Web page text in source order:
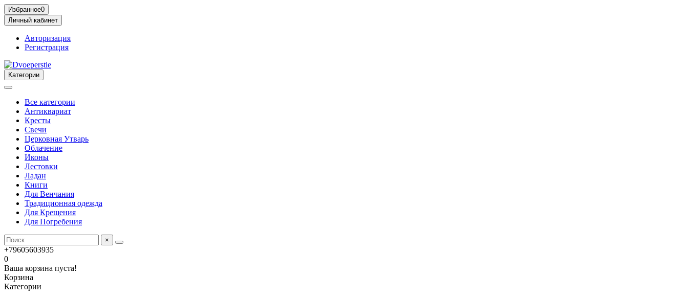
Избранное0
Личный кабинет
Авторизация
Регистрация
Категории
Все категории
Антиквариат
Кресты
Свечи
Церковная Утварь
Облачение
Иконы
Лестовки
Ладан
Книги
Для Венчания
Традиционная одежда
Для Крещения
Для Погребения
×
+79605603935
0
Ваша корзина пуста!
Корзина
Категории